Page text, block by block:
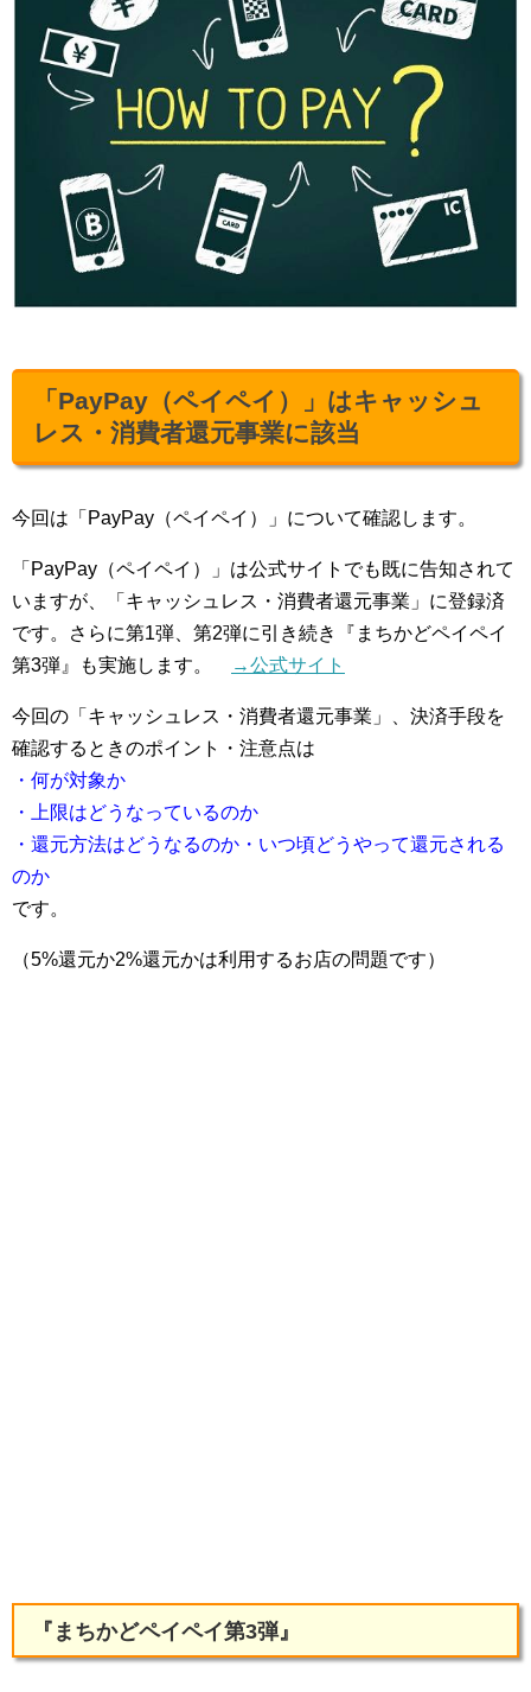
「PayPay（ペイペイ）」はキャッシュ
レス・消費者還元事業に該当
今回は「PayPay（ペイペイ）」について確認します。
「PayPay（ペイペイ）」は公式サイトでも既に告知されて
いますが、「キャッシュレス・消費者還元事業」に登録済
です。さらに第1弾、第2弾に引き続き『まちかどペイペイ
第3弾』も実施します。
→公式サイト
今回の「キャッシュレス・消費者還元事業」、決済手段を
確認するときのポイント・注意点は
・何が対象か
・上限はどうなっているのか
・還元方法はどうなるのか・いつ頃どうやって還元される
のか
です。
（5%還元か2%還元かは利用するお店の問題です）
『まちかどペイペイ第3弾』